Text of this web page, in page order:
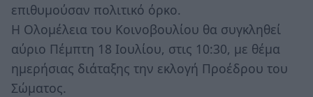
επιθυμούσαν πολιτικό όρκο.
Η Ολομέλεια του Κοινοβουλίου θα συγκληθεί
αύριο Πέμπτη 18 Ιουλίου, στις 10:30, με θέμα
ημερήσιας διάταξης την εκλογή Προέδρου του
Σώματος.